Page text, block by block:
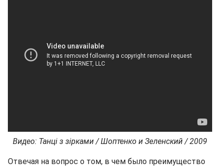
Видео: Танці з зірками / Шоптенко и Зеленский / 2009
Отвечая на вопрос о том, в чем было преимущество